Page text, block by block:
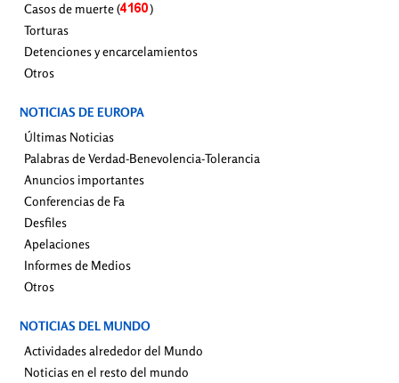
Casos de muerte (
)
Torturas
Detenciones y encarcelamientos
Otros
NOTICIAS DE EUROPA
Últimas Noticias
Palabras de Verdad-Benevolencia-Tolerancia
Anuncios importantes
Conferencias de Fa
Desfiles
Apelaciones
Informes de Medios
Otros
NOTICIAS DEL MUNDO
Actividades alrededor del Mundo
Noticias en el resto del mundo